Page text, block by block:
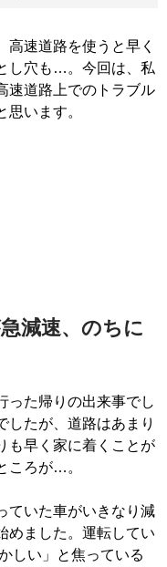
速道路を使うと早く
し穴も…。今回は、私
速道路上でのトラブル
います。
減速、のちに
た帰りの出来事でし
したが、道路はあまり
も早く家に着くことが
ころが…。
いた車がいきなり減
めました。運転してい
しい」と焦っている